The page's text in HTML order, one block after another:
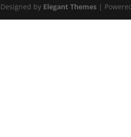
Designed by Elegant Themes |